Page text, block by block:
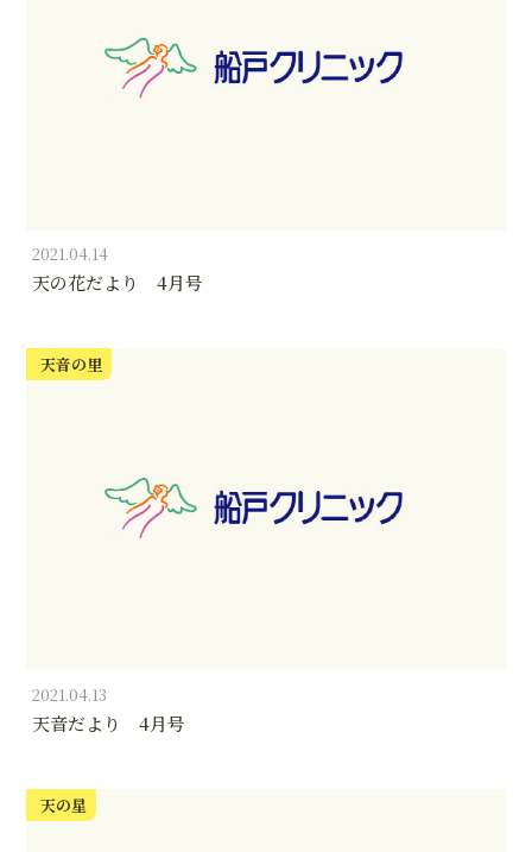
2021.04.14
天の花だより 4月号
天音の里
2021.04.13
天音だより 4月号
天の星